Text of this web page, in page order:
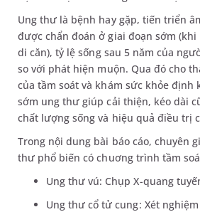
Ung thư là bệnh hay gặp, tiến triển
được chẩn đoán ở giai đoạn sớm
di căn), tỷ lệ sống sau 5 năm của
so với phát hiện muộn. Qua đó cho
của tầm soát và khám sức khỏe định
sớm ung thư giúp cải thiện, kéo dài
chất lượng sống và hiệu quả điều trị
Trong nội dung bài báo cáo, chuyên
thư phổ biến có chuơng trình tầm
Ung thư vú: Chụp X-quang
Ung thư cổ tử cung: Xét nghiệm